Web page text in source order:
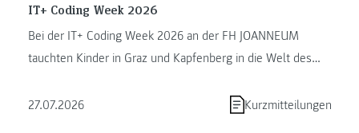
IT+ Coding Week 2026
Bei der IT+ Coding Week 2026 an der FH JOANNEUM
tauchten Kinder in Graz und Kapfenberg in die Welt des
27.07.2026
Kurzmitteilungen